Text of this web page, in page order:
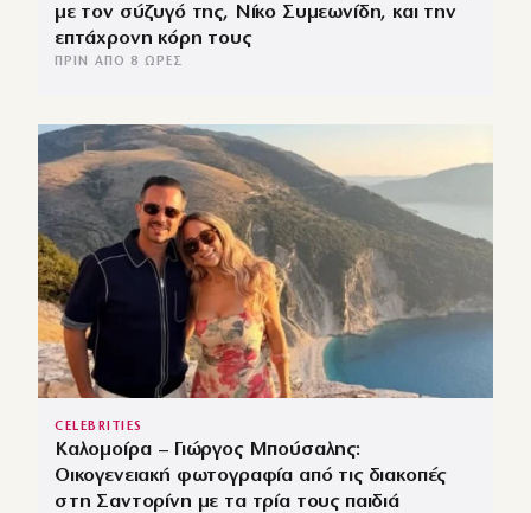
με τον σύζυγό της, Νίκο Συμεωνίδη, και την
επτάχρονη κόρη τους
ΠΡΙΝ ΑΠΌ 8 ΏΡΕΣ
CELEBRITIES
Καλομοίρα – Γιώργος Μπούσαλης:
Οικογενειακή φωτογραφία από τις διακοπές
στη Σαντορίνη με τα τρία τους παιδιά